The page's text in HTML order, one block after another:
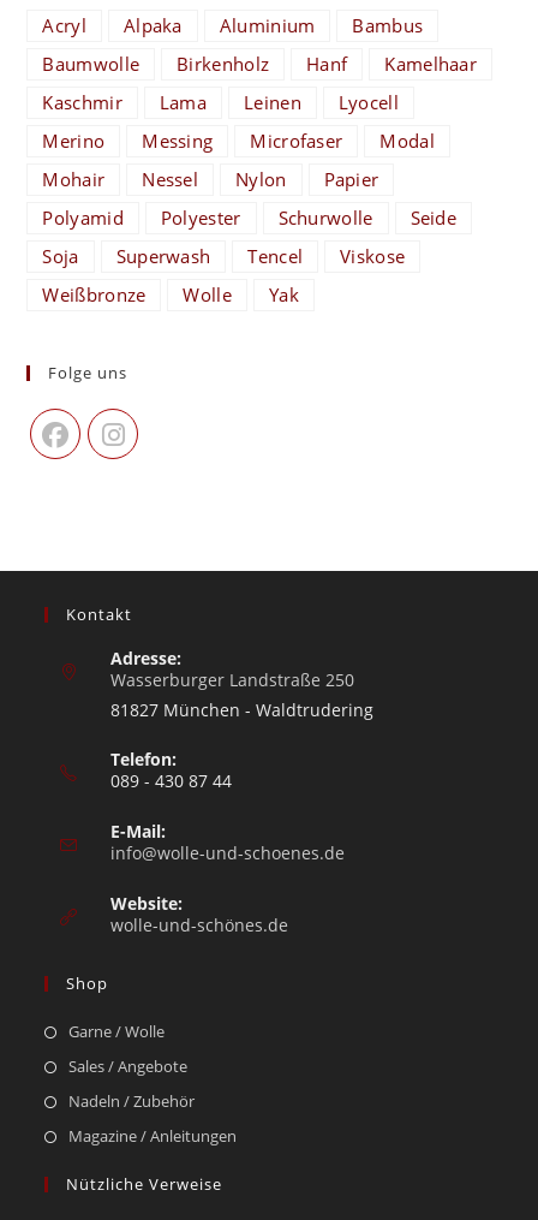
Acryl Alpaka Aluminium
Bambus
Baumwolle
Birkenholz Hanf
Kamelhaar
Kaschmir
Lama Leinen
Lyocell
Merino
Messing Microfaser
Modal
Mohair
Nessel Nylon
Papier
Polyamid
Polyester Schurwolle
Seide
Soja
Superwash Tencel
Viskose
Weißbronze
Wolle Yak
Folge uns
Kontakt
Adresse:
Wasserburger Landstraße 250
81827 München - Waldtrudering
Telefon:
089 - 430 87 44
E-Mail:
info@wolle-und-schoenes.de
Website:
wolle-und-schönes.de
Shop
Garne / Wolle
Sales / Angebote
Nadeln / Zubehör
Magazine / Anleitungen
Nützliche Verweise